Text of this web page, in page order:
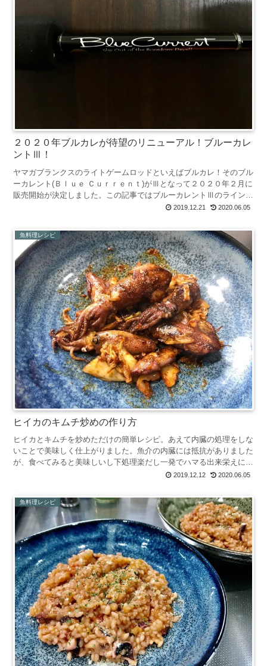
２０２０年ブルカレが待望のリニューアル！ブルーカレ
ントⅢ！
ヤマガブランクスのライトゲームロッドといえばブルカレ！そのブル
ーカレント(Ｂｌｕｅ Ｃｕｒｒｅｎｔ)がⅢとなって２０２０年２月に
販売開始が決定しました。この記事ではブルーカレントⅢのラインナ
ップの中でもスピニングモデルについてまとめています...
2019.12.21 2020.06.05
魚料理レシピ
ヒイカのキムチ炒めの作り方
ヒイカとキムチを炒めただけの簡単レシピ。あえて内臓の処理をしな
いことで美味しく仕上がりました。魚介の内臓には抵抗がありました
が、食べてみると美味しいし下処理楽だし一発でハマる出来栄えに。
ヒイカのキムチ炒めレシピを紹介用意するもの(２人前)ヒ...
2019.12.12 2020.06.05
魚料理レシピ